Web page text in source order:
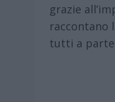
grazie
raccontano
tutti a